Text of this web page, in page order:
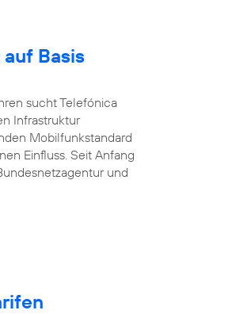
Basis
sucht Telefónica
Infrastruktur
Mobilfunkstandard
Einfluss. Seit Anfang
und